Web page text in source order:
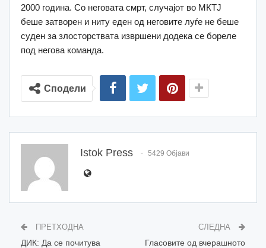
2000 година. Со неговата смрт, случајот во МКТЈ
беше затворен и ниту еден од неговите луѓе не беше
суден за злосторствата извршени додека се бореле
под негова команда.
Сподели
Istok Press 5429 Објави
ПРЕТХОДНА
ДИК: Да се почитува
СЛЕДНА
Гласовите од вчерашното